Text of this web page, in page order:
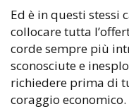
Ed è in questi stessi
collocare tutta
corde sempre più
sconosciute e
richiedere prima di
coraggio economico.